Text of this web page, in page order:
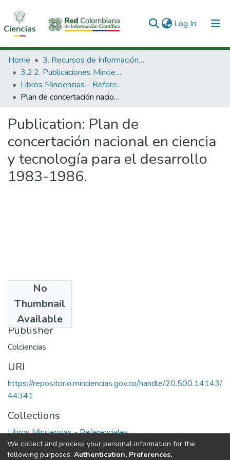
Log In (current)
Communities & Collections
All of DSpace
Statistics
Home
3. Recursos de Información Científica y Tecnológica
3.2.2. Publicaciones Minciencias
Libros Minciencias - Referenciales
Plan de concertación nacional en ciencia y tecnología para el desarrollo 1983-1986.
Publication: Plan de
concertación nacional en ciencia
y tecnología para el desarrollo
1983-1986.
No
Thumbnail
Available
1983
Publisher
Colciencias
URI
https://repositorio.minciencias.gov.co/handle/20.500.14143/
44341
Collections
Libros Minciencias - Referenciales
Full item page
We collect and process your personal information for the
following purposes: Authentication, Preferences,